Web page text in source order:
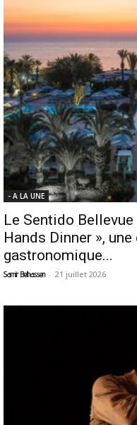
- A LA UNE
Le Sentido
Hands Dinner »,
gastronomique...
Samir Belhassen - 21 juillet 2026